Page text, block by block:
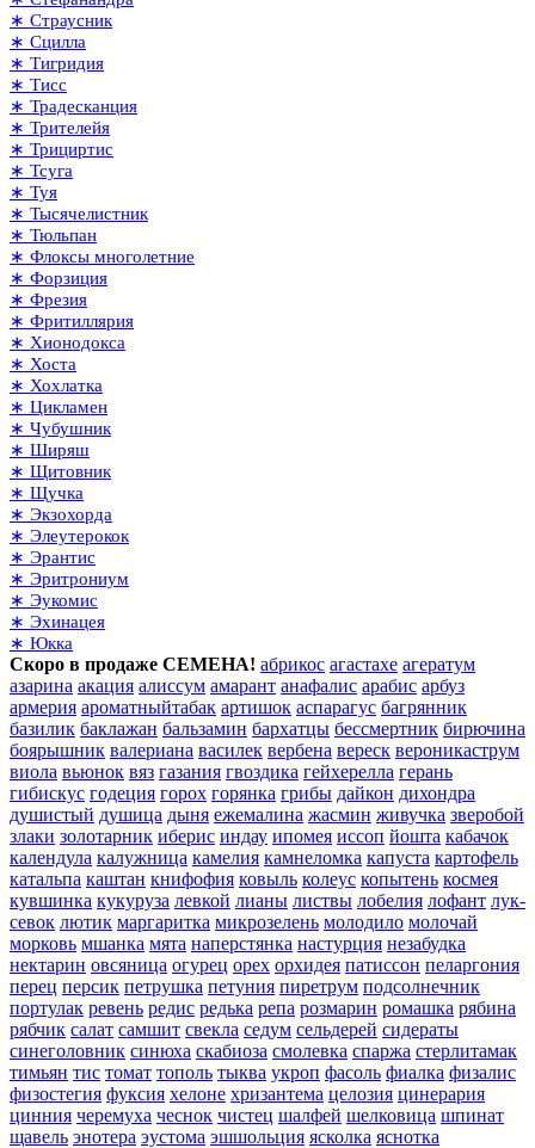
∗ Страусник
∗ Сцилла
∗ Тигридия
∗ Тисс
∗ Традесканция
∗ Трителейя
∗ Трициртис
∗ Тсуга
∗ Туя
∗ Тысячелистник
∗ Тюльпан
∗ Флоксы многолетние
∗ Форзиция
∗ Фрезия
∗ Фритиллярия
∗ Хионодокса
∗ Хоста
∗ Хохлатка
∗ Цикламен
∗ Чубушник
∗ Ширяш
∗ Щитовник
∗ Щучка
∗ Экзохорда
∗ Элеутерокок
∗ Эрантис
∗ Эритрониум
∗ Эукомис
∗ Эхинацея
∗ Юкка
Скоро в продаже СЕМЕНА! абрикос агастахе агератум
азарина акация алиссум амарант анафалис арабис арбуз
армерия ароматныйтабак артишок аспарагус багрянник
базилик баклажан бальзамин бархатцы бессмертник бирючина
боярышник валериана василек вербена вереск вероникаструм
виола вьюнок вяз газания гвоздика гейхерелла герань
гибискус годеция горох горянка грибы дайкон дихондра
душистый душица дыня ежемалина жасмин живучка зверобой
злаки золотарник иберис индау ипомея иссоп йошта кабачок
календула калужница камелия камнеломка капуста картофель
катальпа каштан книфофия ковыль колеус копытень космея
кувшинка кукуруза левкой лианы листвы лобелия лофант лук-
севок лютик маргаритка микрозелень молодило молочай
морковь мшанка мята наперстянка настурция незабудка
нектарин овсяница огурец орех орхидея патиссон пеларгония
перец персик петрушка петуния пиретрум подсолнечник
портулак ревень редис редька репа розмарин ромашка рябина
рябчик салат самшит свекла седум сельдерей сидераты
синеголовник синюха скабиоза смолевка спаржа стерлитамак
тимьян тис томат тополь тыква укроп фасоль фиалка физалис
физостегия фуксия хелоне хризантема целозия цинерария
цинния черемуха чеснок чистец шалфей шелковица шпинат
щавель энотера эустома эшшольция ясколка яснотка